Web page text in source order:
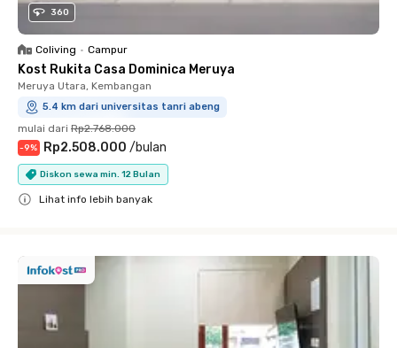
360
Coliving • Campur
Kost Rukita Casa Dominica Meruya
Meruya Utara, Kembangan
5.4 km dari universitas tanri abeng
mulai dari Rp2.768.000
-9% Rp2.508.000 /bulan
Diskon sewa min. 12 Bulan
Lihat info lebih banyak